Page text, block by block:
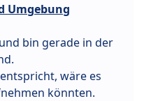
Umgebung
bin gerade in der
wäre es
könnten.